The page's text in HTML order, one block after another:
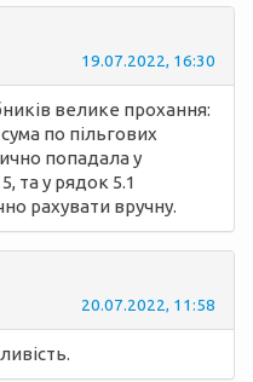
19.07.2022, 16:30
велике прохання:
по пільгових
попадала у
та у рядок 5.1
рахувати вручну.
20.07.2022, 11:58